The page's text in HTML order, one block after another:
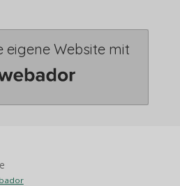
eigene Website mit